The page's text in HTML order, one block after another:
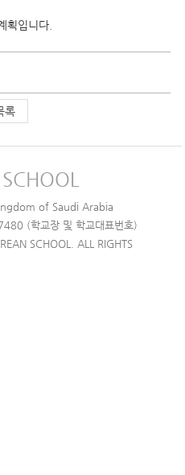
획입니다.
록
of Saudi Arabia
(학교장 및 학교대표번호)
SCHOOL. ALL RIGHTS